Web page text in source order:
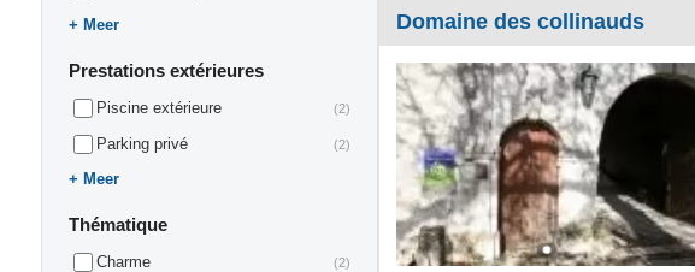
Meer
Prestations extérieures
Piscine extérieure (2)
Parking privé (2)
Meer
Thématique
Charme (2)
Domaine des collinauds